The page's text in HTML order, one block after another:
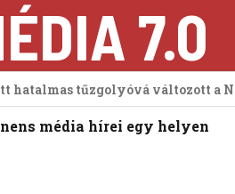
7.0
hatalmas tűzgolyóvá változott a
média hírei egy helyen